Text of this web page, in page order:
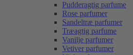
Pudderagtig parfume
Rose parfumer
Sandeltræ parfumer
Træagtig parfume
Vanilje parfumer
Vetiver parfumer